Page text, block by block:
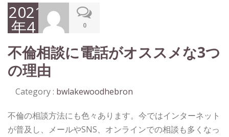
2021
年4
月
12
日
0
不倫相談に電話がオススメな3つ
の理由
Category : bwlakewoodhebron
不倫の相談方法にも色々あります。今ではインターネット
が普及し、メールやSNS、オンラインでの相談も多くなっ